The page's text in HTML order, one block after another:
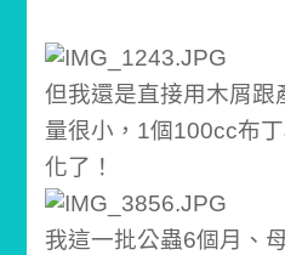
但我還是直接用木屑跟
量很小， 1個100cc布
化了！
我這一批公蟲6個月、